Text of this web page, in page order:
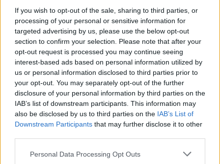
If you wish to opt-out of the sale, sharing to third parties, or
processing of your personal or sensitive information for
targeted advertising by us, please use the below opt-out
section to confirm your selection. Please note that after your
opt-out request is processed you may continue seeing
interest-based ads based on personal information utilized by
us or personal information disclosed to third parties prior to
your opt-out. You may separately opt-out of the further
disclosure of your personal information by third parties on the
IAB’s list of downstream participants. This information may
also be disclosed by us to third parties on the IAB’s List of
Downstream Participants that may further disclose it to other
Personal Data Processing Opt Outs
Történelmi aszály sújtja Nagy-
Britanniát is
SZEMLE
Elképesztő felvétel mutatja meg,
mekkora a különbség az áradó és a
kiszáradó Duna között
ÉLŐ BOLYGÓNK